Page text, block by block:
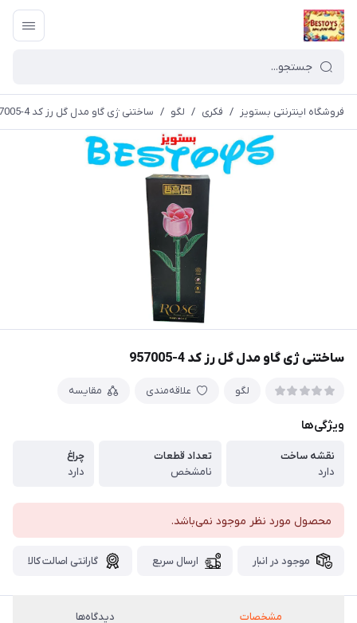
فروشگاه اینترنتی بستویز / فکری / لگو / ساختنی ژی گاو مدل گل رز کد 4-957005
ساختنی ژی گاو مدل گل رز کد 4-957005
لگو علاقه‌مندی مقایسه
ویژگی‌ها
نقشه ساخت
دارد
تعداد قطعات
نامشخص
چراغ
دارد
محصول مورد نظر موجود نمی‌باشد.
موجود در انبار ارسال سریع گارانتی اصالت کالا
مشخصات دیدگاه‌ها